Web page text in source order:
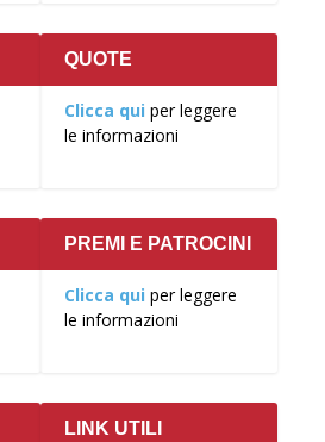
QUOTE
Clicca qui per leggere
le informazioni
PREMI E PATROCINI
Clicca qui per leggere
le informazioni
LINK UTILI